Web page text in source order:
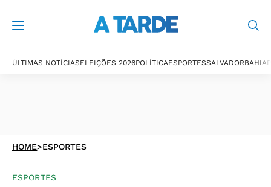
ÚLTIMAS NOTÍCIASELEIÇÕES 2026POLÍTICAESPORTESSALVADORBAHIA
HOME>ESPORTES
ESPORTES